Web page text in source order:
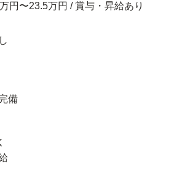
円〜23.5万円 / 賞与・昇給あり
備